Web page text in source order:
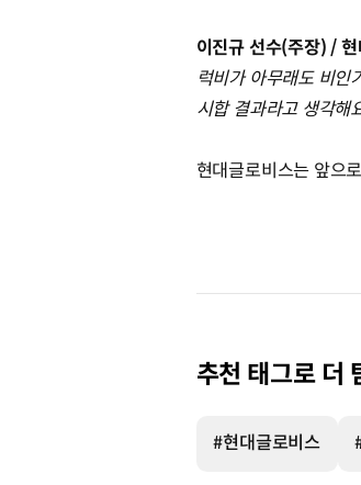
이진규 선수(주장) /
럭비가 아무래도 비인
시합 결과라고 생각해
현대글로비스는 앞으
추천 태그로 더
#현대글로비스